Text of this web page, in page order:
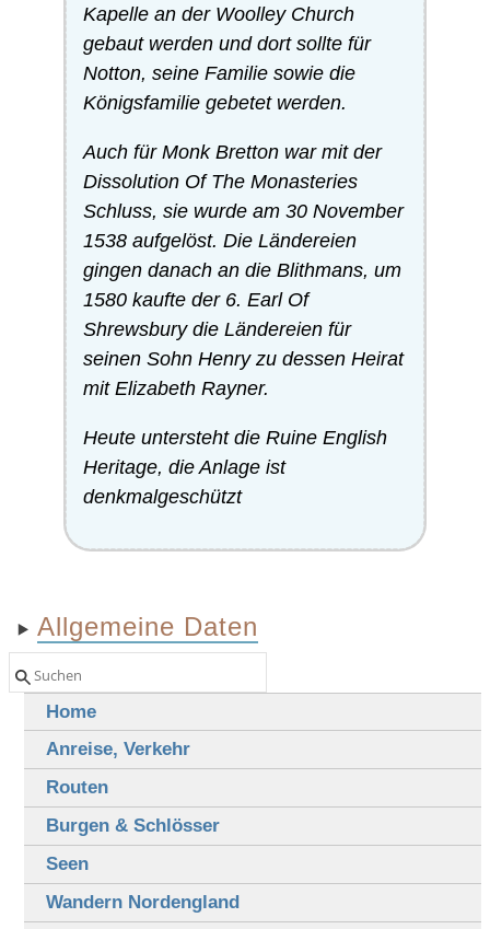
Kapelle an der Woolley Church
gebaut werden und dort sollte für
Notton, seine Familie sowie die
Königsfamilie gebetet werden.
Auch für Monk Bretton war mit der
Dissolution Of The Monasteries
Schluss, sie wurde am 30 November
1538 aufgelöst. Die Ländereien
gingen danach an die Blithmans, um
1580 kaufte der 6. Earl Of
Shrewsbury die Ländereien für
seinen Sohn Henry zu dessen Heirat
mit Elizabeth Rayner.
Heute untersteht die Ruine English
Heritage, die Anlage ist
denkmalgeschützt
Allgemeine Daten
Home
Anreise, Verkehr
Routen
Burgen & Schlösser
Seen
Wandern Nordengland